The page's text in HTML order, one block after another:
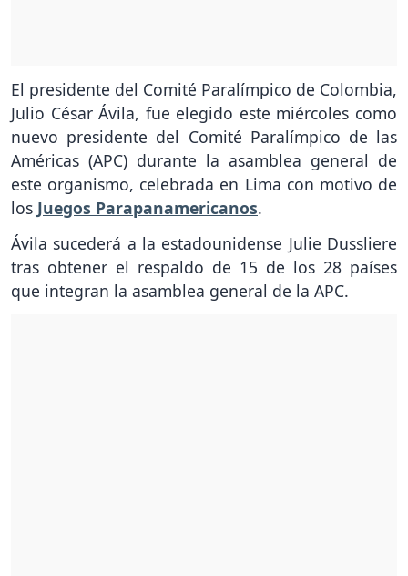
El presidente del Comité Paralímpico de Colombia,
Julio César Ávila, fue elegido este miércoles como
nuevo presidente del Comité Paralímpico de las
Américas (APC) durante la asamblea general de
este organismo, celebrada en Lima con motivo de
los Juegos Parapanamericanos.
Ávila sucederá a la estadounidense Julie Dussliere
tras obtener el respaldo de 15 de los 28 países
que integran la asamblea general de la APC.